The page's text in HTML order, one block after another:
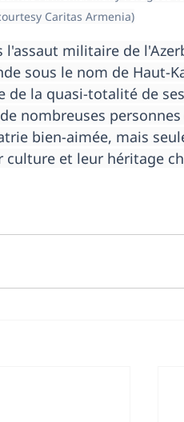
Caritas Armenia)
l'assaut militaire de
sous le nom de Haut-
de la quasi-totalité de
nombreuses personnes
bien-aimée, mais
et leur héritage